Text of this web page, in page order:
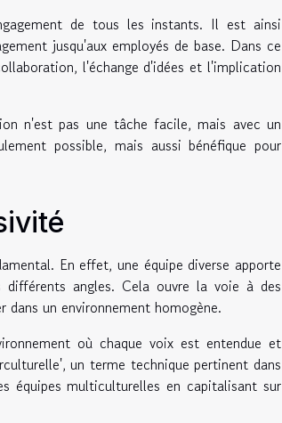
de tous les instants. Il est ainsi
jusqu'aux employés de base. Dans ce
l'échange d'idées et l'implication
n'est pas une tâche facile, mais avec un
possible, mais aussi bénéfique pour
En effet, une équipe diverse apporte
différents angles. Cela ouvre la voie à des
dans un environnement homogène.
où chaque voix est entendue et
un terme technique pertinent dans
équipes multiculturelles en capitalisant sur